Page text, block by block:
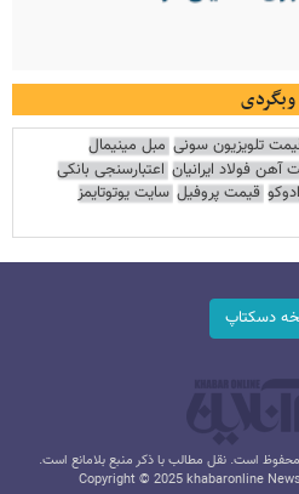
وبگردی
تلویزیون سونی مبل مینیمال
آهن فولاد ایرانیان اعتبارسنجی بانکی
قیمت پروفیل سایت یوتوتایمز
دسکتاپ
است. نقل مطالب با ذکر منبع بلامانع است.
Copyright © 2025 khabaronline